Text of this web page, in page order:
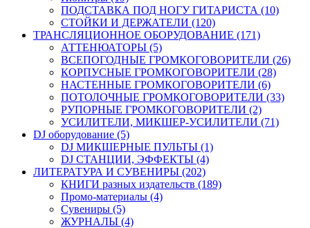
ПОДСТАВКА ПОД НОГУ ГИТАРИСТА (10)
СТОЙКИ И ДЕРЖАТЕЛИ (120)
ТРАНСЛЯЦИОННОЕ ОБОРУДОВАНИЕ (171)
АТТЕНЮАТОРЫ (5)
ВСЕПОГОДНЫЕ ГРОМКОГОВОРИТЕЛИ (26)
КОРПУСНЫЕ ГРОМКОГОВОРИТЕЛИ (28)
НАСТЕННЫЕ ГРОМКОГОВОРИТЕЛИ (6)
ПОТОЛОЧНЫЕ ГРОМКОГОВОРИТЕЛИ (33)
РУПОРНЫЕ ГРОМКОГОВОРИТЕЛИ (2)
УСИЛИТЕЛИ, МИКШЕР-УСИЛИТЕЛИ (71)
DJ оборудование (5)
DJ МИКШЕРНЫЕ ПУЛЬТЫ (1)
DJ СТАНЦИИ, ЭФФЕКТЫ (4)
ЛИТЕРАТУРА И СУВЕНИРЫ (202)
КНИГИ разных издательств (189)
Промо-материалы (4)
Сувениры (5)
ЖУРНАЛЫ (4)